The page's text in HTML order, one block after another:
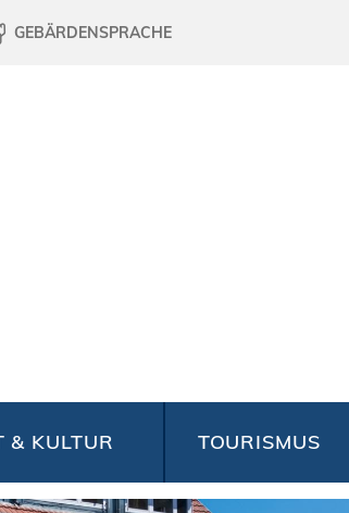
GEBÄRDENSPRACHE
& KULTUR TOURISMUS